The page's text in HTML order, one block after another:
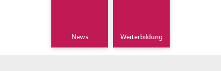
News Weiterbildung